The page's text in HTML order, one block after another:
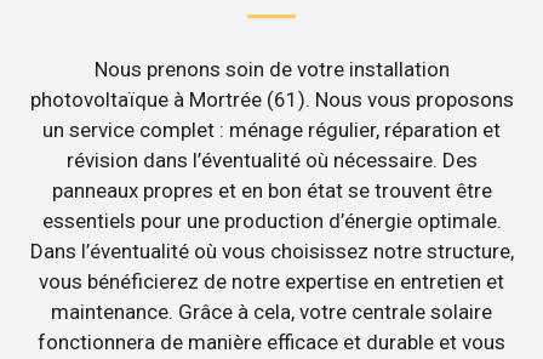
Nous prenons soin de votre installation
photovoltaïque à Mortrée (61). Nous vous proposons
un service complet : ménage régulier, réparation et
révision dans l’éventualité où nécessaire. Des
panneaux propres et en bon état se trouvent être
essentiels pour une production d’énergie optimale.
Dans l’éventualité où vous choisissez notre structure,
vous bénéficierez de notre expertise en entretien et
maintenance. Grâce à cela, votre centrale solaire
fonctionnera de manière efficace et durable et vous